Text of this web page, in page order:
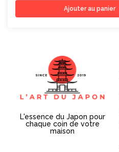
Ajouter au panier
L'essence du Japon pour
chaque coin de votre
maison